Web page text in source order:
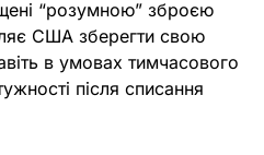
“розумною” зброєю
США зберегти свою
в умовах тимчасового
після списання